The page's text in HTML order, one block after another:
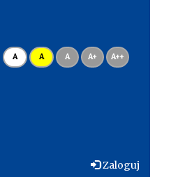
A A A A+ A++
Zaloguj